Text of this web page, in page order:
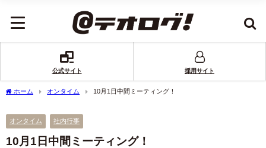
公式サイト 採用サイト
ホーム オンタイム 10月1日中間ミーティング！
オンタイム 社内行事
10月1日中間ミーティング！